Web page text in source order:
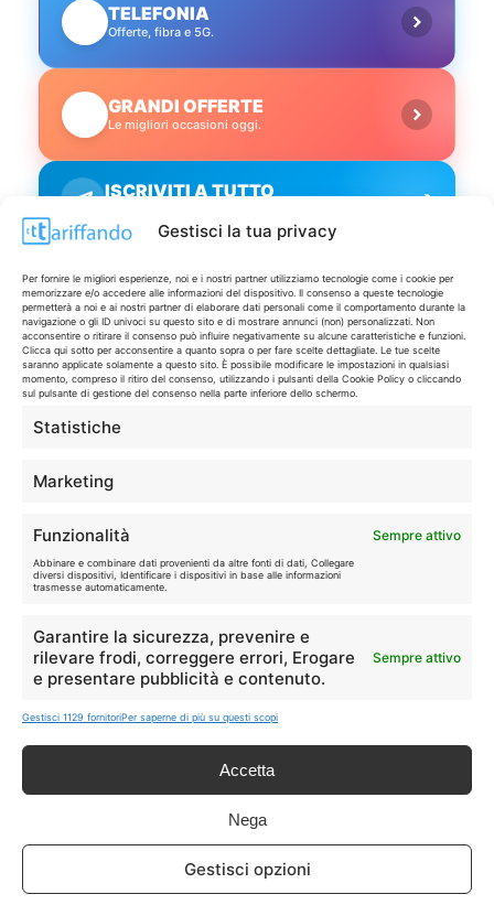
Gestisci la tua privacy
Per fornire le migliori esperienze, noi e i nostri partner utilizziamo tecnologie come i cookie per
memorizzare e/o accedere alle informazioni del dispositivo. Il consenso a queste tecnologie
permetterà a noi e ai nostri partner di elaborare dati personali come il comportamento durante la
navigazione o gli ID univoci su questo sito e di mostrare annunci (non) personalizzati. Non
acconsentire o ritirare il consenso può influire negativamente su alcune caratteristiche e funzioni.
Clicca qui sotto per acconsentire a quanto sopra o per fare scelte dettagliate. Le tue scelte
saranno applicate solamente a questo sito. È possibile modificare le impostazioni in qualsiasi
momento, compreso il ritiro del consenso, utilizzando i pulsanti della Cookie Policy o cliccando
sul pulsante di gestione del consenso nella parte inferiore dello schermo.
Statistiche
Marketing
Funzionalità Sempre attivo
Abbinare e combinare dati provenienti da altre fonti di dati, Collegare
diversi dispositivi, Identificare i dispositivi in base alle informazioni
trasmesse automaticamente.
Garantire la sicurezza, prevenire e
rilevare frodi, correggere errori, Erogare
e presentare pubblicità e contenuto.
Sempre attivo
Gestisci 1129 fornitoriPer saperne di più su questi scopi
Accetta
Nega
Gestisci opzioni
TELEFONIA
Offerte, fibra e 5G.
GRANDI OFFERTE
Le migliori occasioni oggi.
ISCRIVITI A TUTTO ➔
LIVE OFFERTE
🔥
Tutte
💻
Tech
Disclaimer
I marchi citati appartengono ai rispettivi proprietari. Le offerte
sui siti ufficiali.
Info
In qualità di Affiliato Amazon ed eBay, Tariffando riceve un